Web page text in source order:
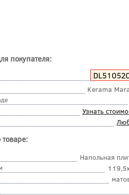
покупателя:
Kerama
Узнать
Напольная